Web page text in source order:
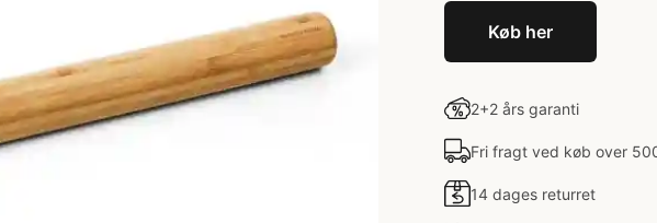
Køb her
2+2 års garanti
Fri fragt ved køb over
14 dages returret